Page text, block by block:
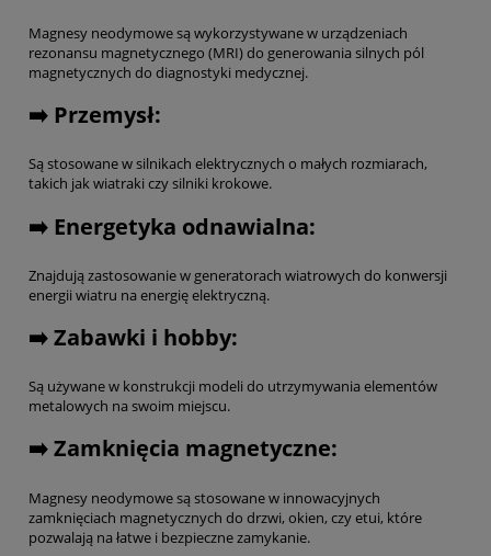
Magnesy neodymowe są wykorzystywane w urządzeniach
rezonansu magnetycznego (MRI) do generowania silnych pól
magnetycznych do diagnostyki medycznej.
➡️ Przemysł:
Są stosowane w silnikach elektrycznych o małych rozmiarach,
takich jak wiatraki czy silniki krokowe.
➡️ Energetyka odnawialna:
Znajdują zastosowanie w generatorach wiatrowych do konwersji
energii wiatru na energię elektryczną.
➡️ Zabawki i hobby:
Są używane w konstrukcji modeli do utrzymywania elementów
metalowych na swoim miejscu.
➡️ Zamknięcia magnetyczne:
Magnesy neodymowe są stosowane w innowacyjnych
zamknięciach magnetycznych do drzwi, okien, czy etui, które
pozwalają na łatwe i bezpieczne zamykanie.